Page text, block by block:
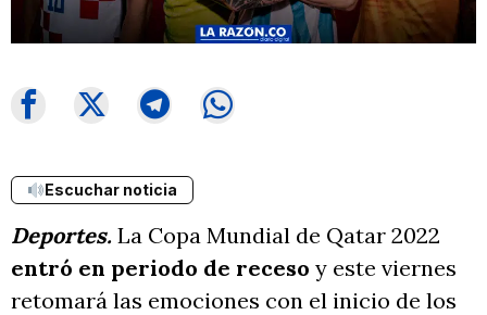
Escuchar noticia
Deportes. La Copa Mundial de Qatar 2022
entró en periodo de receso y este viernes
retomará las emociones con el inicio de los